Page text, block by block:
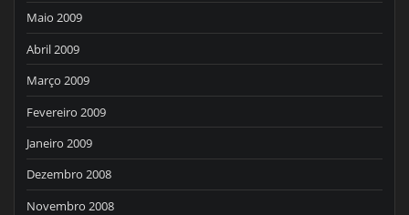
Maio 2009
Abril 2009
Março 2009
Fevereiro 2009
Janeiro 2009
Dezembro 2008
Novembro 2008